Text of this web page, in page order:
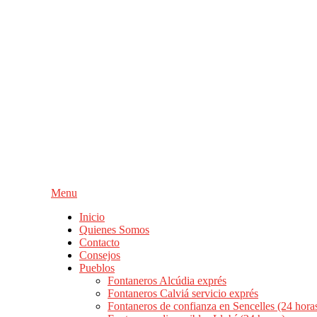
Menu
Inicio
Quienes Somos
Contacto
Consejos
Pueblos
Fontaneros Alcúdia exprés
Fontaneros Calviá servicio exprés
Fontaneros de confianza en Sencelles (24